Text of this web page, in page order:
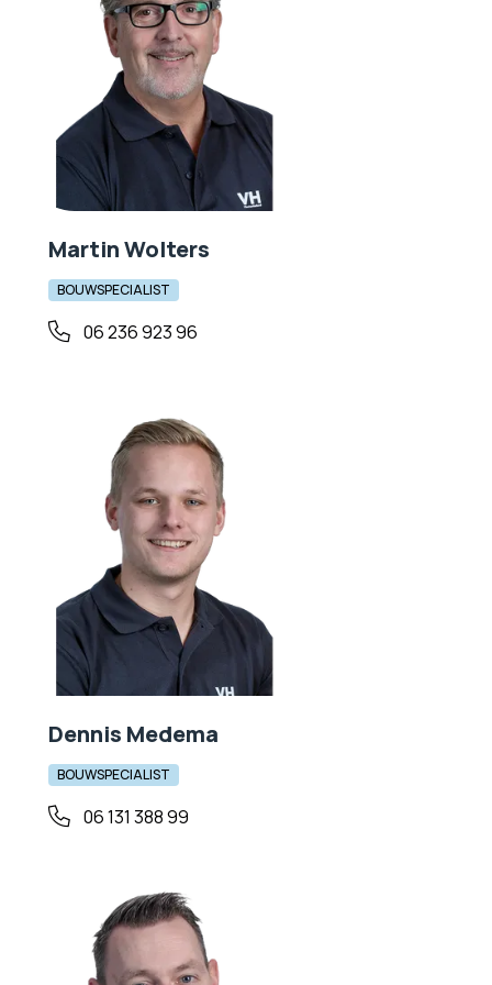
Martin Wolters
BOUWSPECIALIST
06 236 923 96
Dennis Medema
BOUWSPECIALIST
06 131 388 99